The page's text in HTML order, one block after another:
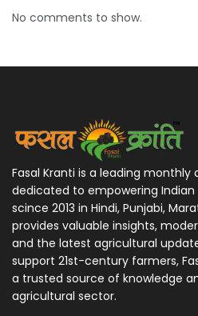
No comments to show.
Fasal Kranti is a leading
dedicated to empowering Indian
scince 2013 in Hindi, Punjabi,
provides valuable insights,
and the latest agricultural
support 21st-century farmers,
a trusted source of knowledge
agricultural sector.